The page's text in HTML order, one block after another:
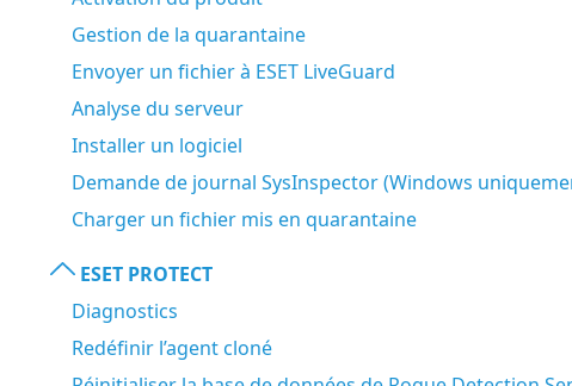
Gestion de la quarantaine
Envoyer un fichier à ESET LiveGuard
Analyse du serveur
Installer un logiciel
Demande de journal SysInspector (Windows
Charger un fichier mis en quarantaine
ESET PROTECT
Diagnostics
Redéfinir l’agent cloné